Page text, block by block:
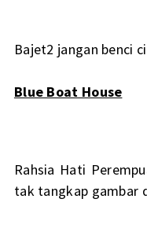
Bajet2 jangan benci
Blue Boat House
Rahsia Hati
tak tangkap gambar